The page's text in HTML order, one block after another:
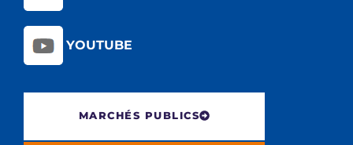
YOUTUBE
MARCHÉS PUBLICS